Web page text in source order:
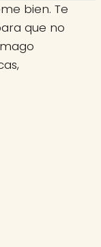
bien. Te
que no